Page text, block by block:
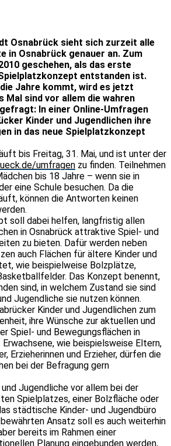
Osnabrück sieht sich zurzeit alle
in Osnabrück genauer an. Zum
geschehen, als das erste
entstanden ist.
Jahre kommt, wird es jetzt
Mal sind vor allem die wahren
In einer Online-Umfragen
Kinder und Jugendlichen ihre
in das neue Spielplatzkonzept
bis Freitag, 31. Mai, und ist unter der
umfragen zu finden. Teilnehmen
bis 18 Jahre – wenn sie in
eine Schule besuchen. Da die
können die Antworten keinen
soll dabei helfen, langfristig allen
in Osnabrück attraktive Spiel- und
zu bieten. Dafür werden neben
auch Flächen für ältere Kinder und
wie beispielweise Bolzplätze,
Das Konzept benennt,
sind, in welchem Zustand sie sind
Jugendliche sie nutzen können.
Kinder und Jugendlichen zum
ihre Wünsche zur aktuellen und
Spiel- und Bewegungsflächen in
Erwachsene, wie beispielsweise Eltern,
Erzieherinnen und Erzieher, dürfen die
bei der Befragung gern
Jugendliche vor allem bei der
Spielplatzes, einer Bolzfläche oder
städtische Kinder- und Jugendbüro
Ansatz soll es auch weiterhin
bereits im Rahmen einer
Planung eingebunden werden,